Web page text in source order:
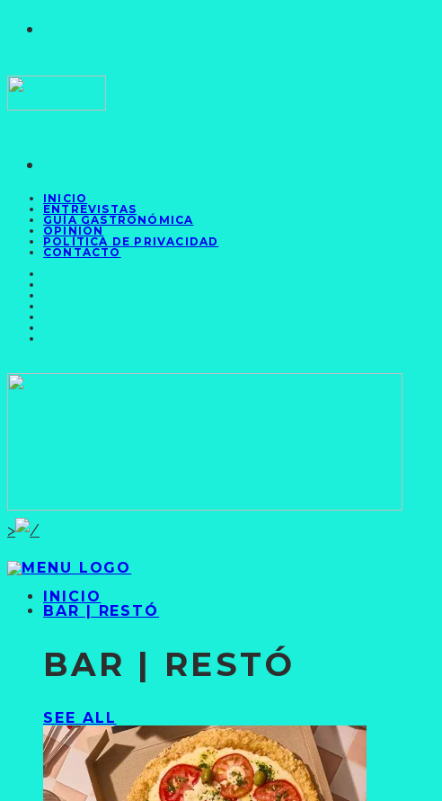
INICIO
ENTREVISTAS
GUÍA GASTRONÓMICA
OPINIÓN
POLÍTICA DE PRIVACIDAD
CONTACTO
>
INICIO
BAR | RESTÓ
BAR | RESTÓ
SEE ALL